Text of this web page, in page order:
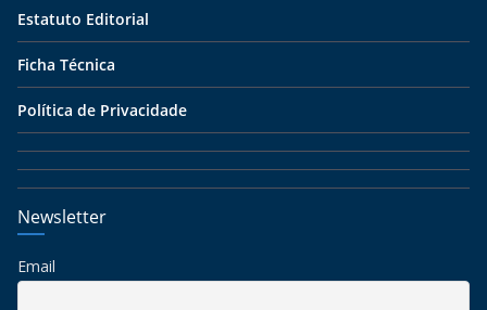
Estatuto Editorial
Ficha Técnica
Política de Privacidade
Newsletter
Email